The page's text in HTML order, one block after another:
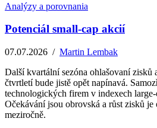
Analýzy a porovnania
Potenciál small-cap akcií
07.07.2026 / Martin Lembak
Další kvartální sezóna ohlašovaní zisků
čtvrtletí bude jistě opět napínavá.
technologických firem v indexech
Očekávání jsou obrovská a růst zisků je
meziročně.